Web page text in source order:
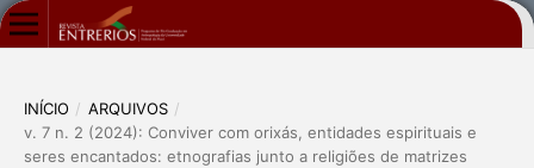
INÍCIO / ARQUIVOS /
v. 7 n. 2 (2024): Conviver com orixás, entidades espirituais e
seres encantados: etnografias junto a religiões de matrizes